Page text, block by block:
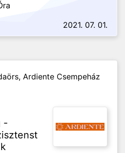
2021. 07. 01.
Ardiente Csempeház
-